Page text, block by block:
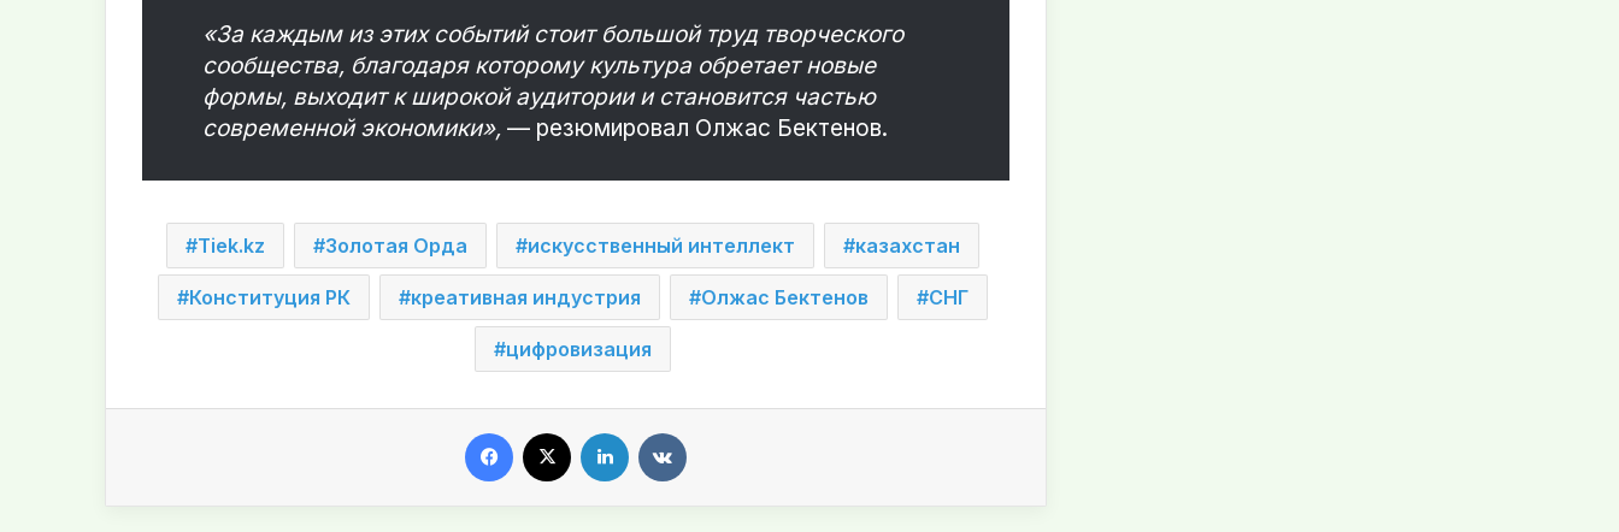
«За каждым из этих событий стоит большой труд творческого
сообщества, благодаря которому культура обретает новые
формы, выходит к широкой аудитории и становится частью
современной экономики», — резюмировал Олжас Бектенов.
Tiek.kz Золотая Орда искусственный интеллект казахстан
Конституция РК креативная индустрия Олжас Бектенов СНГ
цифровизация